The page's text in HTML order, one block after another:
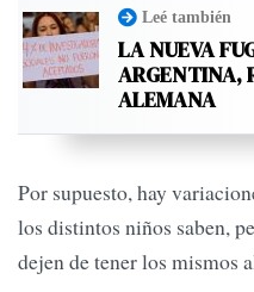
Leé también
LA NUEVA
ARGENTINA,
ALEMANA
Por supuesto, hay
los distintos niños saben,
dejen de tener los mismos